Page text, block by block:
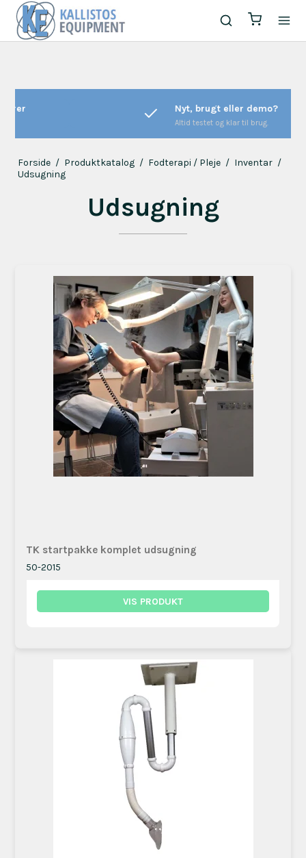
Nyt, brugt eller demo?
Altid testet og klar til brug.
Forside / Produktkatalog / Fodterapi / Pleje / Inventar /
Udsugning
Udsugning
TK startpakke komplet udsugning
50-2015
VIS PRODUKT